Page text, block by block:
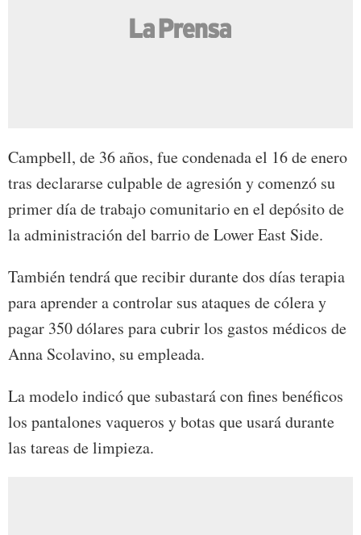
Campbell, de 36 años, fue condenada el 16 de enero
tras declararse culpable de agresión y comenzó su
primer día de trabajo comunitario en el depósito de
la administración del barrio de Lower East Side.
También tendrá que recibir durante dos días terapia
para aprender a controlar sus ataques de cólera y
pagar 350 dólares para cubrir los gastos médicos de
Anna Scolavino, su empleada.
La modelo indicó que subastará con fines benéficos
los pantalones vaqueros y botas que usará durante
las tareas de limpieza.